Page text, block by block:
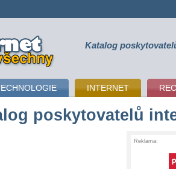
Katalog
INTERNET
poskytovatelů
Reklama: